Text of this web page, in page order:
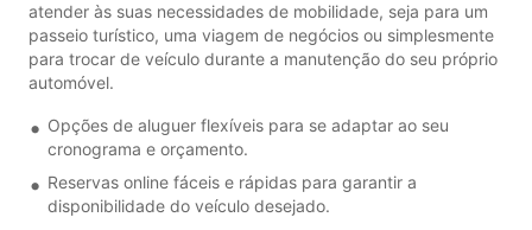
atender às suas necessidades de mobilidade, seja para um
passeio turístico, uma viagem de negócios ou simplesmente
para trocar de veículo durante a manutenção do seu próprio
automóvel.
Opções de aluguer flexíveis para se adaptar ao seu
cronograma e orçamento.
Reservas online fáceis e rápidas para garantir a
disponibilidade do veículo desejado.